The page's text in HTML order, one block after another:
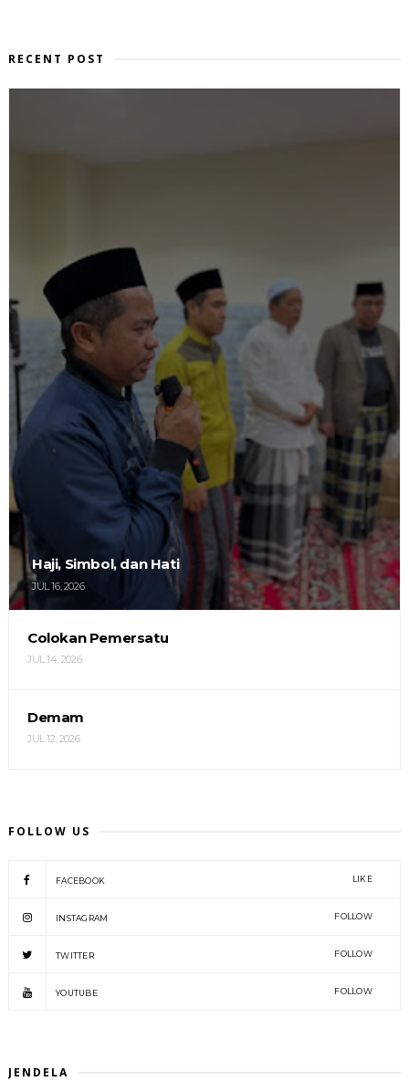
RECENT POST
Haji, Simbol, dan Hati
JUL 16, 2026
Colokan Pemersatu
JUL 14, 2026
Demam
JUL 12, 2026
FOLLOW US
FACEBOOK LIKE
INSTAGRAM FOLLOW
TWITTER FOLLOW
YOUTUBE FOLLOW
JENDELA